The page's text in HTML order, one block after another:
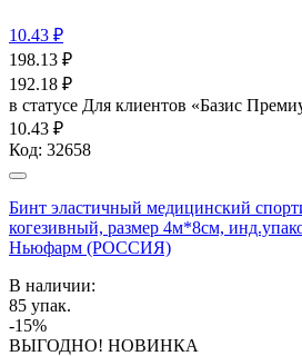
10.43 ₽
198.13 ₽
192.18 ₽
в статусе Для клиентов «Базис
10.43 ₽
Код: 32658
Бинт эластичный медицинский
когезивный, размер 4м*8см,
Ньюфарм (РОССИЯ)
В наличии:
85 упак.
-15%
ВЫГОДНО! НОВИНКА